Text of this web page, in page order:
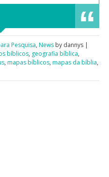
Pesquisa, News by dannys |
bíblicos, geografia bíblica,
, mapas bíblicos, mapas da bíblia,